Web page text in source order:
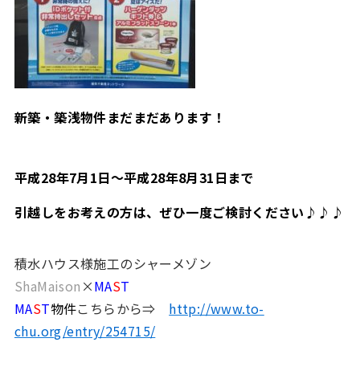
新築・築浅物件まだまだあります！
平成28年7月1日～平成28年8月31日まで
引越しをお考えの方は、ぜひ一度ご検討ください♪♪♪
積水ハウス様施工のシャーメゾン
ShaMaison ×MAST
MAST物件こちらから⇒ http://www.to-
chu.org/entry/254715/